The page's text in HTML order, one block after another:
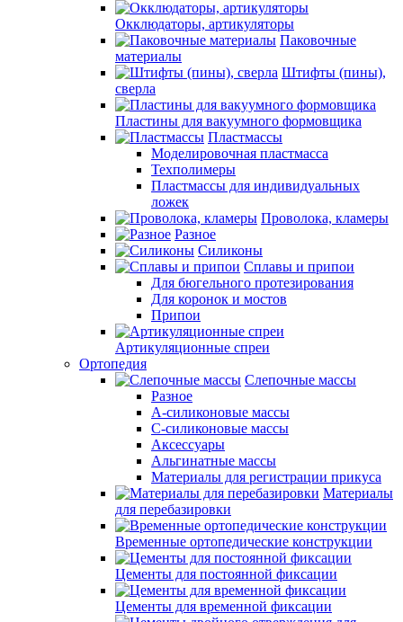
Окклюдаторы, артикуляторы
Паковочные
материалы
Штифты (пины),
сверла
Пластины для вакуумного формовщика
Пластмассы
Моделировочная пластмасса
Техполимеры
Пластмассы для индивидуальных
ложек
Проволока, кламеры
Разное
Силиконы
Сплавы и припои
Для бюгельного протезирования
Для коронок и мостов
Припои
Артикуляционные спреи
Ортопедия
Слепочные массы
Разное
А-силиконовые массы
С-силиконовые массы
Аксессуары
Альгинатные массы
Материалы для регистрации прикуса
Материалы
для перебазировки
Временные ортопедические конструкции
Цементы для постоянной фиксации
Цементы для временной фиксации